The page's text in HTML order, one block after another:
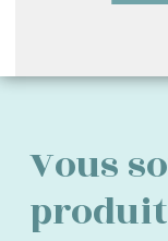
Vous